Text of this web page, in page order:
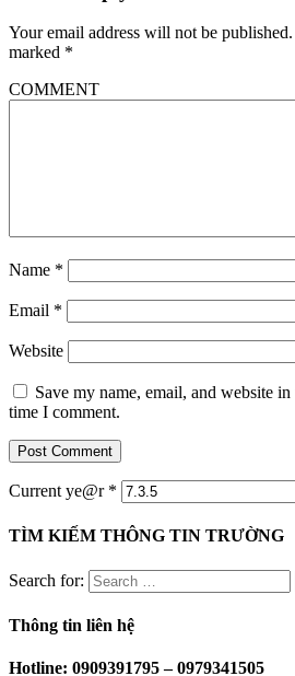
Your email address will not be published.
marked *
COMMENT
Name *
Email *
Website
Save my name, email, and website
time I comment.
Current ye@r *
TÌM KIẾM THÔNG TIN TRƯỜNG
Search for:
Thông tin liên hệ
Hotline: 0909391795 – 0979341505